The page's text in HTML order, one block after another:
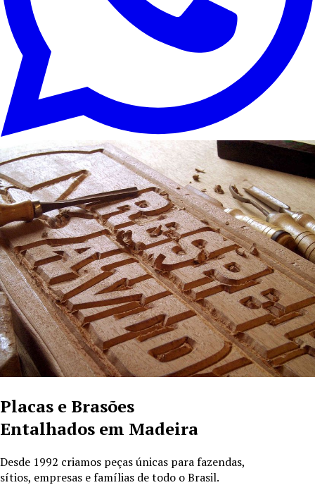
Placas e Brasões
Entalhados em Madeira
Desde 1992 criamos peças únicas para fazendas,
sítios, empresas e famílias de todo o Brasil.